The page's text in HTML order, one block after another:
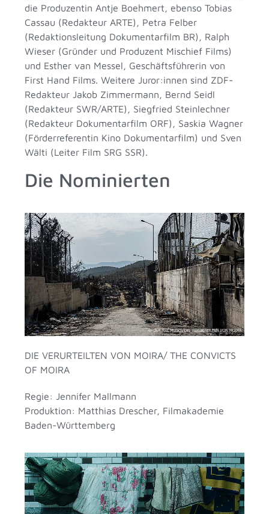
die Produzentin Antje Boehmert, ebenso Tobias
Cassau (Redakteur ARTE), Petra Felber
(Redaktionsleitung Dokumentarfilm BR), Ralph
Wieser (Gründer und Produzent Mischief Films)
und Esther van Messel, Geschäftsführerin von
First Hand Films. Weitere Juror:innen sind ZDF-
Redakteur Jakob Zimmermann, Bernd Seidl
(Redakteur SWR/ARTE), Siegfried Steinlechner
(Redakteur Dokumentarfilm ORF), Saskia Wagner
(Förderreferentin Kino Dokumentarfilm) und Sven
Wälti (Leiter Film SRG SSR).
Die Nominierten
DIE VERURTEILTEN VON MOIRA/ THE CONVICTS
OF MOIRA
Regie: Jennifer Mallmann
Produktion: Matthias Drescher, Filmakademie
Baden-Württemberg